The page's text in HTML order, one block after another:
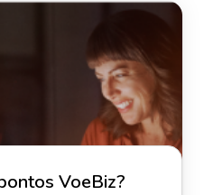
VoeBiz?